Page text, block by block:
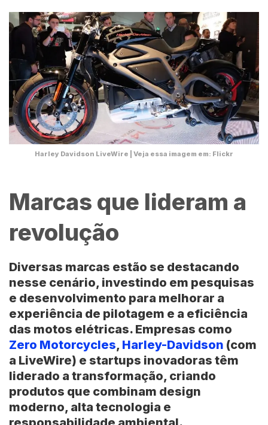
Harley Davidson LiveWire | Veja essa imagem em: Flickr
Marcas que lideram a
revolução
Diversas marcas estão se destacando
nesse cenário, investindo em pesquisas
e desenvolvimento para melhorar a
experiência de pilotagem e a eficiência
das motos elétricas. Empresas como
Zero Motorcycles, Harley-Davidson (com
a LiveWire) e startups inovadoras têm
liderado a transformação, criando
produtos que combinam design
moderno, alta tecnologia e